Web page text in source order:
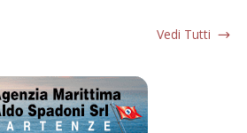
Vedi Tutti